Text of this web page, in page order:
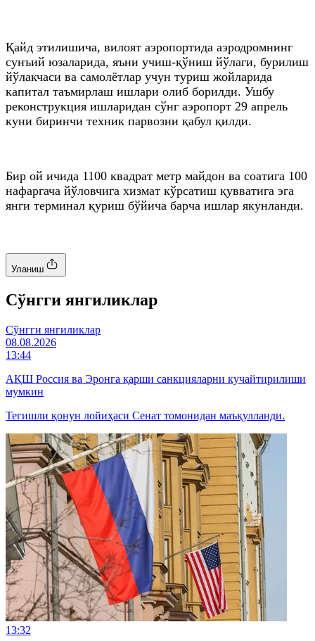
Қайд этилишича, вилоят аэропортида аэродромнинг
сунъий юзаларида, яъни учиш-қўниш йўлаги, бурилиш
йўлакчаси ва самолётлар учун туриш жойларида
капитал таъмирлаш ишлари олиб борилди. Ушбу
реконструкция ишларидан сўнг аэропорт 29 апрель
куни биринчи техник парвозни қабул қилди.
Бир ой ичида 1100 квадрат метр майдон ва соатига 100
нафаргача йўловчига хизмат кўрсатиш қувватига эга
янги терминал қуриш бўйича барча ишлар якунланди.
Уланиш
Cўнгги янгиликлар
Cўнгги янгиликлар
08.08.2026
13:44
АҚШ Россия ва Эронга қарши санкцияларни кучайтирилиши
мумкин
Тегишли қонун лойиҳаси Сенат томонидан маъқулланди.
13:32